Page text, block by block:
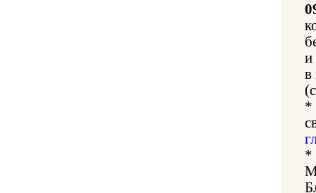
и
в
*
*